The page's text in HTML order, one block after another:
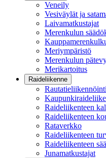
Veneily
Vesiväylät ja
Laivamatkustajat
Merenkulun
Meriympäristö
Merenkulun
Merikartoitus
Raideliikenne
Rautatieliikennöinti
Raideliikenteen
Raideliikenteen
Rataverkko
Raideliikenteen
Raideliikenteen
Junamatkustajat